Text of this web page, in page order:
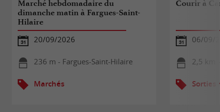
Marché hebdomadaire du
dimanche matin à Fargues-Saint-
Hilaire
20/09/2026
236 m - Fargues-Saint-Hilaire
Marchés
Courir à
06/09/
2,5 km
Sorties